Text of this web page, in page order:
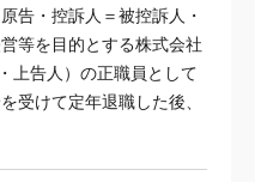
告・控訴人＝被控訴人・
等を目的とする株式会社
上告人）の正職員として
受けて定年退職した後、